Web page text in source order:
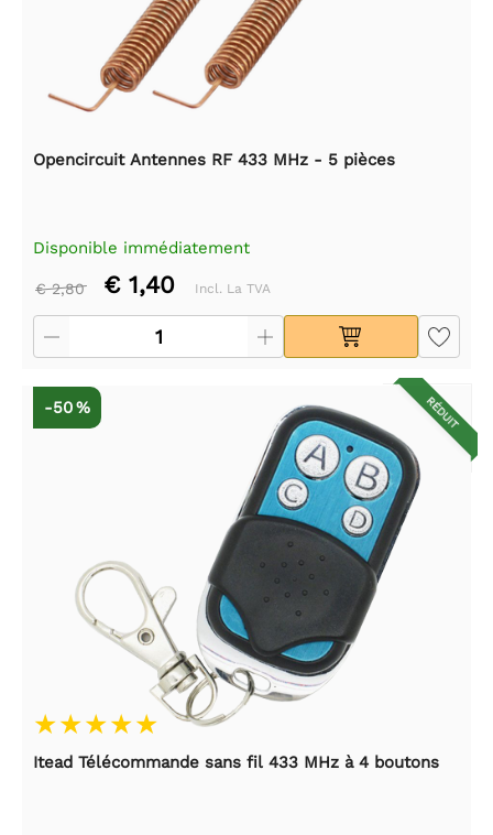
Opencircuit Antennes RF 433 MHz - 5 pièces
Disponible immédiatement
€ 2,80 € 1,40 Incl. La TVA
RÉDUIT
-50 %
Itead Télécommande sans fil 433 MHz à 4 boutons